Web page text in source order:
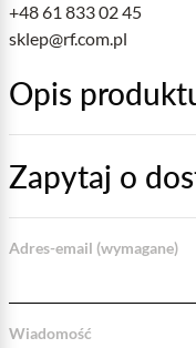
+48 61 833 02 45
sklep@rf.com.pl
Opis
Zapytaj o
Adres-email (wymagane)
Wiadomość